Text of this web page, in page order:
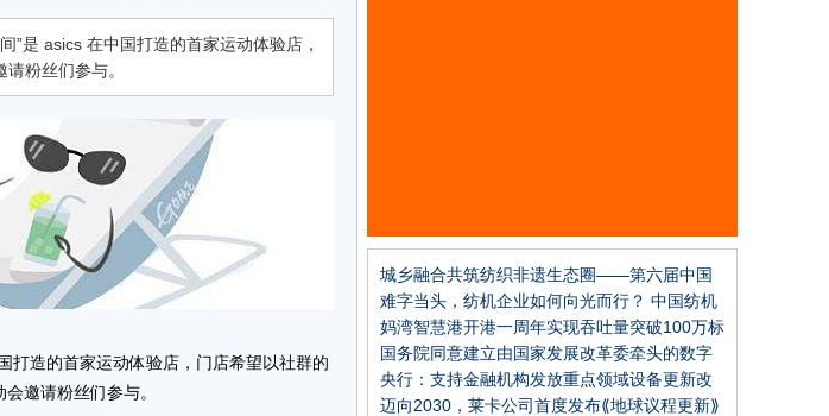
”是 asics 在中国打造的首家运动体验店，
粉丝们参与。
打造的首家运动体验店，门店希望以社群的
邀请粉丝们参与。
城乡融合共筑纺织非遗生态圈——第六届中国
纺织非遗大会即将召开
难字当头，纺机企业如何向光而行？ 中国纺机
协会理事会给出方向
妈湾智慧港开港一周年实现吞吐量突破100万标
箱
国务院同意建立由国家发展改革委牵头的数字
经济发展部际联席会议制度
央行：支持金融机构发放重点领域设备更新改
造贷款
迈向2030，莱卡公司首度发布⟪地球议程更新⟫